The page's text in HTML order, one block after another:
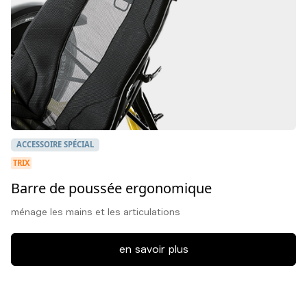
ACCESSOIRE SPÉCIAL
TRIX
Barre de poussée ergonomique
ménage les mains et les articulations
en savoir plus